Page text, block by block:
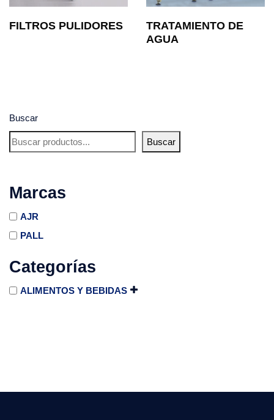
Buscar
Buscar
Marcas
AJR
PALL
Categorías
ALIMENTOS Y BEBIDAS
FILTROS PULIDORES
TRATAMIENTO DE
AGUA